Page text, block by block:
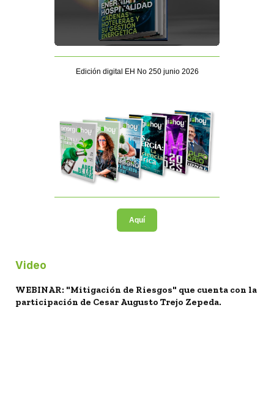
Edición digital EH No 250 junio 2026
Aquí
Video
WEBINAR: "Mitigación de Riesgos" que cuenta con la
participación de Cesar Augusto Trejo Zepeda.